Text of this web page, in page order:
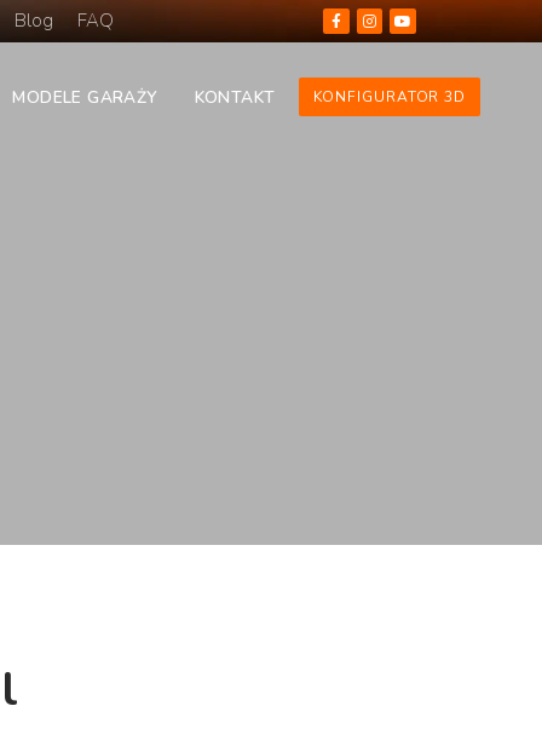
Blog FAQ
MODELE GARAŻY KONTAKT KONFIGURATOR 3D